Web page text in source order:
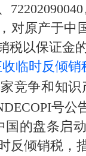
、
对原产于中
税以保证金
临时反倾销
竞争和知
号
国的盘条启
反倾销税，